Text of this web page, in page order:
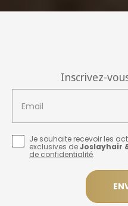
Inscrivez-
Email
Je souhaite recevoir les
exclusives deJoslayhair
de confidentialité.